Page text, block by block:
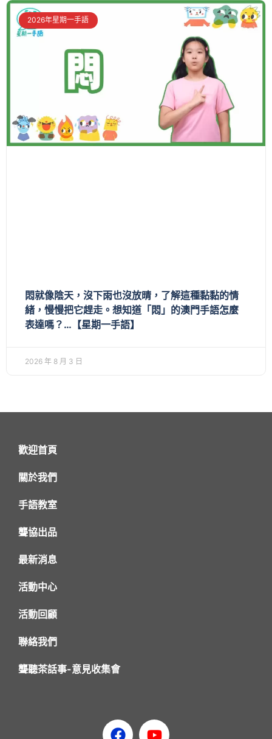
2026年星期一手語
悶就像陰天，沒下雨也沒放晴，了解這種黏黏的情
緒，慢慢把它趕走。想知道「悶」的澳門手語怎麼
表達嗎？…【星期一手語】
2026 年 8 月 3 日
歡迎首頁
關於我們
手語教室
聾協出品
最新消息
活動中心
活動回顧
聯絡我們
聾聽茶話事-意見收集會